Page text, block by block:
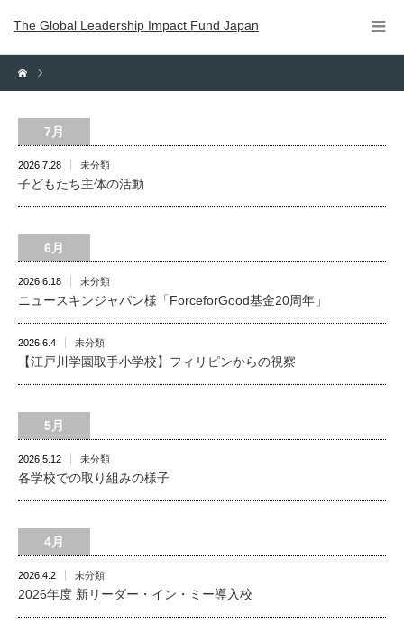
The Global Leadership Impact Fund Japan
7月
2026.7.28 未分類
子どもたち主体の活動
6月
2026.6.18 未分類
ニュースキンジャパン様「ForceforGood基金20周年」
2026.6.4 未分類
【江戸川学園取手小学校】フィリピンからの視察
5月
2026.5.12 未分類
各学校での取り組みの様子
4月
2026.4.2 未分類
2026年度 新リーダー・イン・ミー導入校